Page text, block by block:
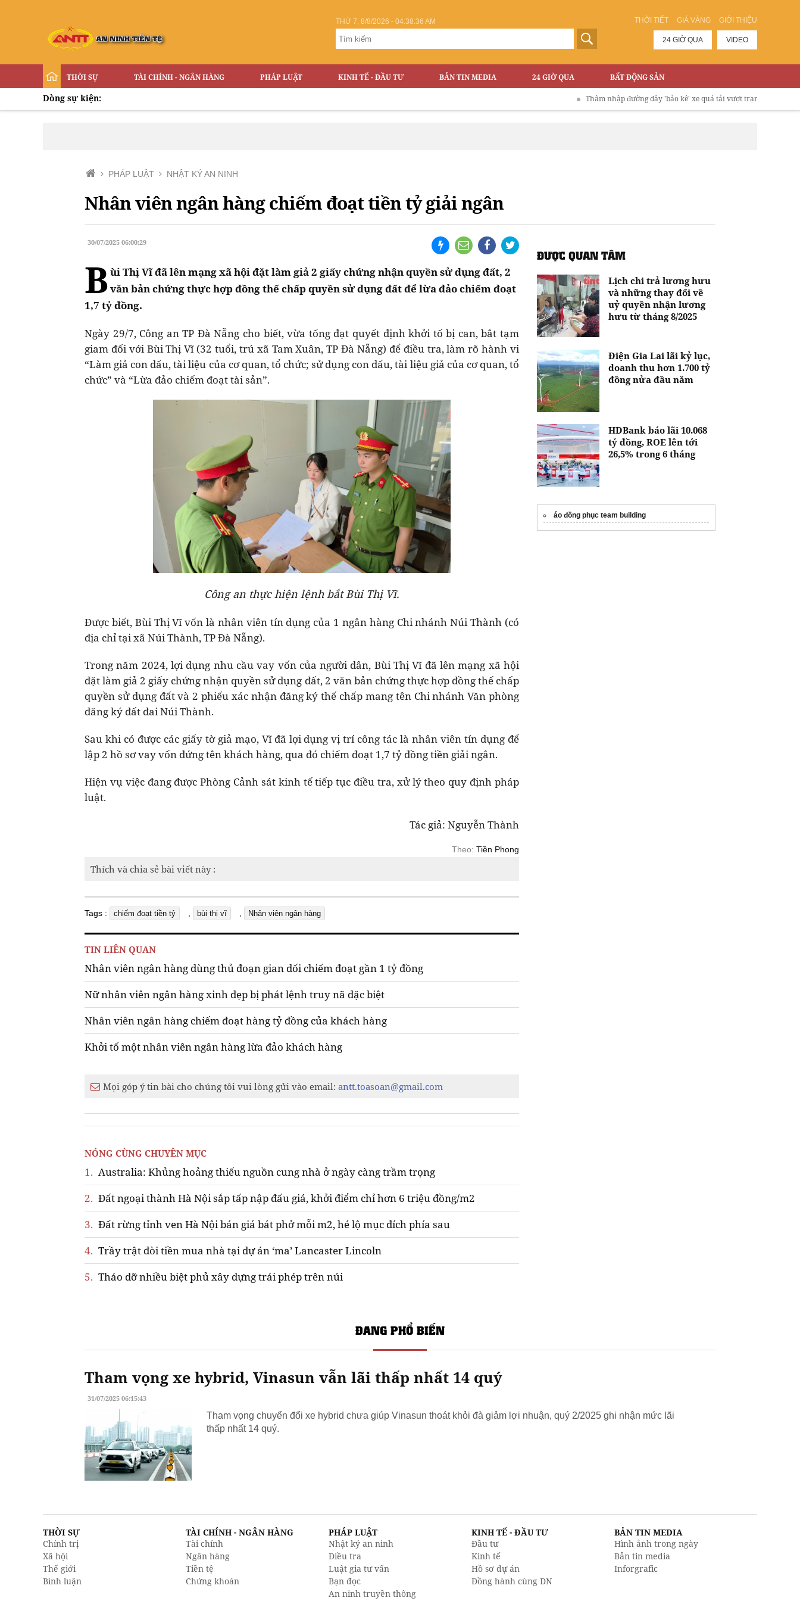
THỜI TIẾT GIÁ VÀNG GIỚI THIỆU
THỨ 7, 8/8/2026 - 04:38:37 AM
24 GIỜ QUA VIDEO
THỜI SỰ TÀI CHÍNH - NGÂN HÀNG PHÁP LUẬT KINH TẾ - ĐẦU TƯ BẢN TIN MEDIA 24 GIỜ QUA BẤT ĐỘNG SẢN
Dòng sự kiện: Thâm nhập đường dây 'bảo kê' xe quá tải vượt trạm phí Cao tốc Hà Nội
PHÁP LUẬT NHẬT KÝ AN NINH
Nhân viên ngân hàng chiếm đoạt tiền tỷ giải ngân
30/07/2025 06:00:29
Bùi Thị Vĩ đã lên mạng xã hội đặt làm giả 2 giấy chứng nhận quyền sử dụng đất, 2
văn bản chứng thực hợp đồng thế chấp quyền sử dụng đất để lừa đảo chiếm đoạt
1,7 tỷ đồng.
Ngày 29/7, Công an TP Đà Nẵng cho biết, vừa tống đạt quyết định khởi tố bị can, bắt tạm
giam đối với Bùi Thị Vĩ (32 tuổi, trú xã Tam Xuân, TP Đà Nẵng) để điều tra, làm rõ hành vi
“Làm giả con dấu, tài liệu của cơ quan, tổ chức; sử dụng con dấu, tài liệu giả của cơ quan, tổ
chức” và “Lừa đảo chiếm đoạt tài sản”.
Công an thực hiện lệnh bắt Bùi Thị Vĩ.
Được biết, Bùi Thị Vĩ vốn là nhân viên tín dụng của 1 ngân hàng Chi nhánh Núi Thành (có
địa chỉ tại xã Núi Thành, TP Đà Nẵng).
Trong năm 2024, lợi dụng nhu cầu vay vốn của người dân, Bùi Thị Vĩ đã lên mạng xã hội
đặt làm giả 2 giấy chứng nhận quyền sử dụng đất, 2 văn bản chứng thực hợp đồng thế chấp
quyền sử dụng đất và 2 phiếu xác nhận đăng ký thế chấp mang tên Chi nhánh Văn phòng
đăng ký đất đai Núi Thành.
Sau khi có được các giấy tờ giả mạo, Vĩ đã lợi dụng vị trí công tác là nhân viên tín dụng để
lập 2 hồ sơ vay vốn đứng tên khách hàng, qua đó chiếm đoạt 1,7 tỷ đồng tiền giải ngân.
Hiện vụ việc đang được Phòng Cảnh sát kinh tế tiếp tục điều tra, xử lý theo quy định pháp
luật.
Tác giả: Nguyễn Thành
Theo: Tiền Phong
Thích và chia sẻ bài viết này :
Tags : chiếm đoạt tiền tỷ bùi thị vĩ Nhân viên ngân hàng
TIN LIÊN QUAN
Nhân viên ngân hàng dùng thủ đoạn gian dối chiếm đoạt gần 1 tỷ đồng
Nữ nhân viên ngân hàng xinh đẹp bị phát lệnh truy nã đặc biệt
Nhân viên ngân hàng chiếm đoạt hàng tỷ đồng của khách hàng
Khởi tố một nhân viên ngân hàng lừa đảo khách hàng
Mọi góp ý tin bài cho chúng tôi vui lòng gửi vào email: antt.toasoan@gmail.com
NÓNG CÙNG CHUYÊN MỤC
1. Australia: Khủng hoảng thiếu nguồn cung nhà ở ngày càng trầm trọng
2. Đất ngoại thành Hà Nội sắp tấp nập đấu giá, khởi điểm chỉ hơn 6 triệu đồng/m2
3. Đất rừng tỉnh ven Hà Nội bán giá bát phở mỗi m2, hé lộ mục đích phía sau
4. Trầy trật đòi tiền mua nhà tại dự án ‘ma’ Lancaster Lincoln
5. Tháo dỡ nhiều biệt phủ xây dựng trái phép trên núi
ĐƯỢC QUAN TÂM
Lịch chi trả lương hưu
và những thay đổi về
uỷ quyền nhận lương
hưu từ tháng 8/2025
Điện Gia Lai lãi kỷ lục,
doanh thu hơn 1.700 tỷ
đồng nửa đầu năm
HDBank báo lãi 10.068
tỷ đồng, ROE lên tới
26,5% trong 6 tháng
áo đồng phục team building
ĐANG PHỔ BIẾN
Tham vọng xe hybrid, Vinasun vẫn lãi thấp nhất 14 quý
31/07/2025 06:15:43
Tham vọng chuyển đổi xe hybrid chưa giúp Vinasun thoát khỏi đà giảm lợi nhuận, quý 2/2025 ghi nhận mức lãi
thấp nhất 14 quý.
THỜI SỰ
Chính trị
Xã hội
Thế giới
Bình luận
TÀI CHÍNH - NGÂN HÀNG
Tài chính
Ngân hàng
Tiền tệ
Chứng khoán
PHÁP LUẬT
Nhật ký an ninh
Điều tra
Luật gia tư vấn
Bạn đọc
An ninh truyền thông
KINH TẾ - ĐẦU TƯ
Đầu tư
Kinh tế
Hồ sơ dự án
Đồng hành cùng DN
BẢN TIN MEDIA
Hình ảnh trong ngày
Bản tin media
Inforgrafic